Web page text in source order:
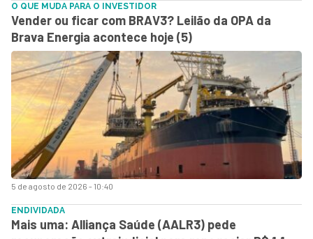
5 de agosto de 2026 - 10:40
O QUE MUDA PARA O INVESTIDOR
Vender ou ficar com BRAV3? Leilão da OPA da
Brava Energia acontece hoje (5)
ENDIVIDADA
Mais uma: Alliança Saúde (AALR3) pede